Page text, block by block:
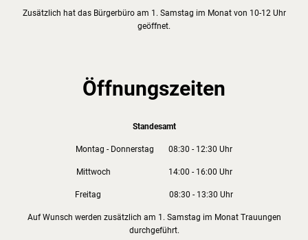
Zusätzlich hat das Bürgerbüro am 1. Samstag im Monat von 10-12 Uhr
geöffnet.
Öffnungszeiten
Standesamt
Montag - Donnerstag 08:30 - 12:30 Uhr
Mittwoch 14:00 - 16:00 Uhr
Freitag 08:30 - 13:30 Uhr
Auf Wunsch werden zusätzlich am 1. Samstag im Monat Trauungen
durchgeführt.